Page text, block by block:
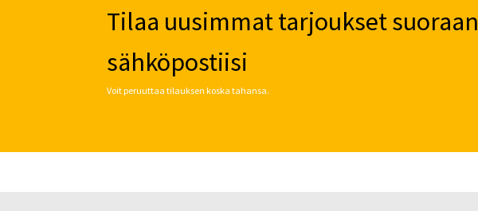
Tilaa uusimmat tarjoukset suoraan
sähköpostiisi
Voit peruuttaa tilauksen koska tahansa.